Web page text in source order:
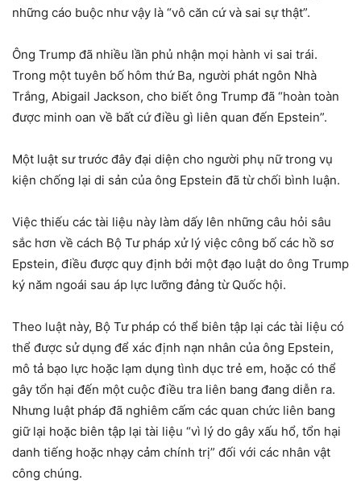
những cáo buộc như vậy là “vô căn cứ và sai sự thật”.
Ông Trump đã nhiều lần phủ nhận mọi hành vi sai trái.
Trong một tuyên bố hôm thứ Ba, người phát ngôn Nhà
Trắng, Abigail Jackson, cho biết ông Trump đã “hoàn toàn
được minh oan về bất cứ điều gì liên quan đến Epstein”.
Một luật sư trước đây đại diện cho người phụ nữ trong vụ
kiện chống lại di sản của ông Epstein đã từ chối bình luận.
Việc thiếu các tài liệu này làm dấy lên những câu hỏi sâu
sắc hơn về cách Bộ Tư pháp xử lý việc công bố các hồ sơ
Epstein, điều được quy định bởi một đạo luật do ông Trump
ký năm ngoái sau áp lực lưỡng đảng từ Quốc hội.
Theo luật này, Bộ Tư pháp có thể biên tập lại các tài liệu có
thể được sử dụng để xác định nạn nhân của ông Epstein,
mô tả bạo lực hoặc lạm dụng tình dục trẻ em, hoặc có thể
gây tổn hại đến một cuộc điều tra liên bang đang diễn ra.
Nhưng luật pháp đã nghiêm cấm các quan chức liên bang
giữ lại hoặc biên tập lại tài liệu “vì lý do gây xấu hổ, tổn hại
danh tiếng hoặc nhạy cảm chính trị” đối với các nhân vật
công chúng.